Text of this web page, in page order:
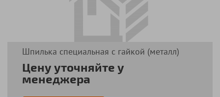
Шпилька специальная с гайкой (металл)
Цену уточняйте у
менеджера